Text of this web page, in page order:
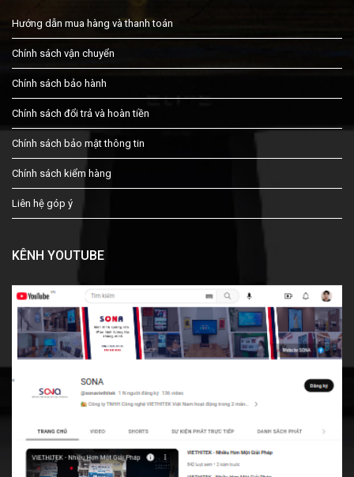
Hướng dẫn mua hàng và thanh toán
Chính sách vận chuyển
Chính sách bảo hành
Chính sách đổi trả và hoàn tiền
Chính sách bảo mật thông tin
Chính sách kiểm hàng
Liên hệ góp ý
KÊNH YOUTUBE